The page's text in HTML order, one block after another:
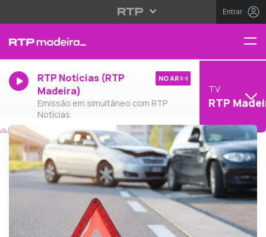
Entrar
RTP Notícias (RTP
Madeira)
Emissão em simultâneo com RTP
Notícias
NO AR
TV
RTP